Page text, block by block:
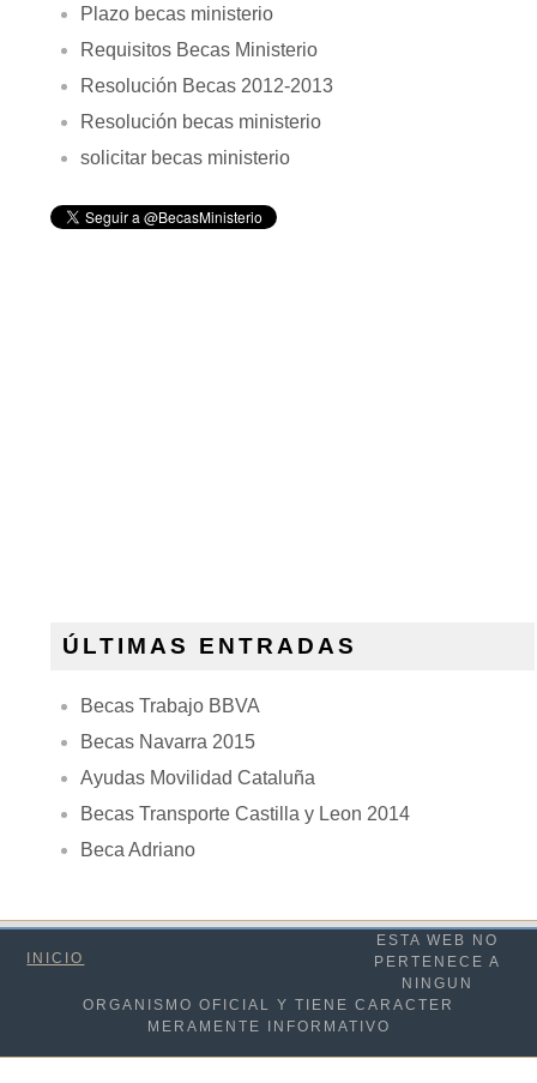
Plazo becas ministerio
Requisitos Becas Ministerio
Resolución Becas 2012-2013
Resolución becas ministerio
solicitar becas ministerio
ÚLTIMAS ENTRADAS
Becas Trabajo BBVA
Becas Navarra 2015
Ayudas Movilidad Cataluña
Becas Transporte Castilla y Leon 2014
Beca Adriano
INICIO
ESTA WEB NO
PERTENECE A
NINGUN
ORGANISMO OFICIAL Y TIENE CARACTER
MERAMENTE INFORMATIVO